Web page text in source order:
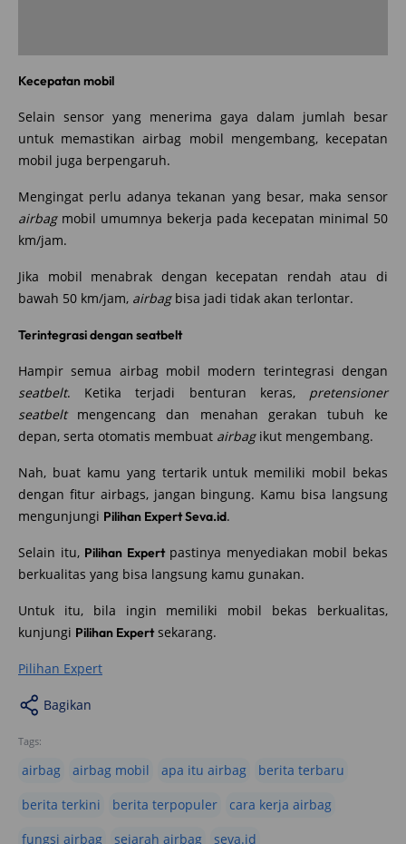
Kecepatan mobil
Selain sensor yang menerima gaya dalam jumlah besar
untuk memastikan airbag mobil mengembang, kecepatan
mobil juga berpengaruh.
Mengingat perlu adanya tekanan yang besar, maka sensor
airbagmobil umumnya bekerja pada kecepatan minimal 50
km/jam.
Jika mobil menabrak dengan kecepatan rendah atau di
bawah 50 km/jam, airbagbisa jadi tidak akan terlontar.
Terintegrasi dengan seatbelt
Hampir semua airbag mobil modern terintegrasi dengan
seatbelt. Ketika terjadi benturan keras, pretensioner
seatbeltmengencang dan menahan gerakan tubuh ke
depan, serta otomatis membuat airbagikut mengembang.
Nah, buat kamu yang tertarik untuk memiliki mobil bekas
dengan fitur airbags, jangan bingung. Kamu bisa langsung
mengunjungi Pilihan Expert Seva.id.
Selain itu, Pilihan Expertpastinya menyediakan mobil bekas
berkualitas yang bisa langsung kamu gunakan.
Untuk itu, bila ingin memiliki mobil bekas berkualitas,
kunjungi Pilihan Expertsekarang.
Pilihan Expert
Bagikan
Tags:
airbag airbag mobil apa itu airbag
berita terbaru
berita terkini
berita terpopuler
cara kerja airbag
fungsi airbag
sejarah airbag seva.id